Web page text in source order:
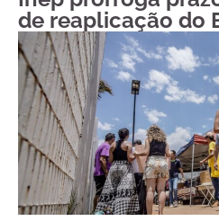
de reaplicação do